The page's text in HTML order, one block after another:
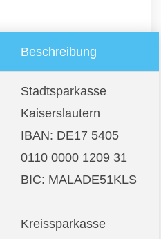
Beschreibung
Stadtsparkasse
Kaiserslautern
IBAN: DE17 5405
0110 0000 1209 31
BIC: MALADE51KLS
Kreissparkasse